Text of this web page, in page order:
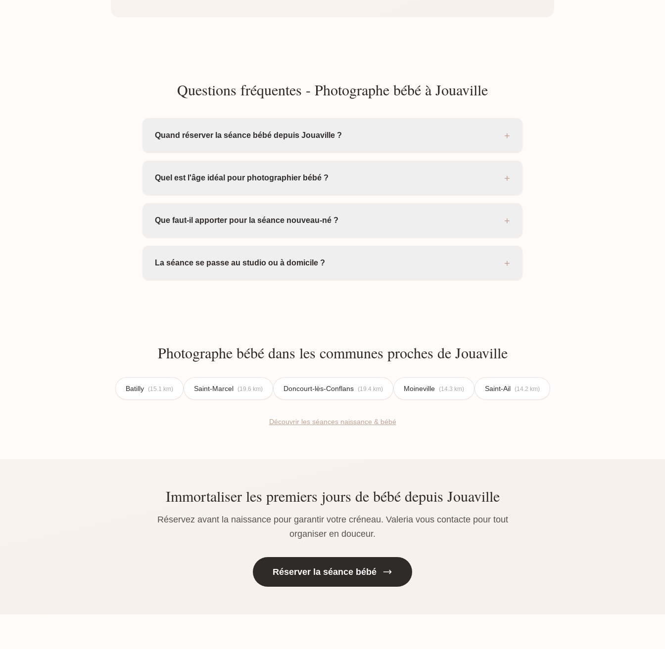
Questions fréquentes - Photographe bébé à Jouaville
Quand réserver la séance bébé depuis Jouaville ? +
Quel est l'âge idéal pour photographier bébé ? +
Que faut-il apporter pour la séance nouveau-né ? +
La séance se passe au studio ou à domicile ? +
Photographe bébé dans les communes proches de Jouaville
Batilly (15.1 km) Saint-Marcel (19.6 km) Doncourt-lès-Conflans (19.4 km) Moineville (14.3 km) Saint-Ail (14.2 km)
Découvrir les séances naissance & bébé
Immortaliser les premiers jours de bébé depuis Jouaville
Réservez avant la naissance pour garantir votre créneau. Valeria vous contacte pour tout
organiser en douceur.
Réserver la séance bébé